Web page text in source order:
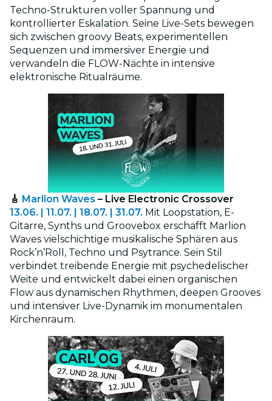
Techno-Strukturen voller Spannung und
kontrollierter Eskalation. Seine Live-Sets bewegen
sich zwischen groovy Beats, experimentellen
Sequenzen und immersiver Energie und
verwandeln die FLOW-Nächte in intensive
elektronische Ritualräume.
🎸 Marlion Waves – Live Electronic Crossover
13.06. | 11.07. | 18.07. | 31.07. Mit Loopstation, E-
Gitarre, Synths und Groovebox erschafft Marlion
Waves vielschichtige musikalische Sphären aus
Rock’n’Roll, Techno und Psytrance. Sein Stil
verbindet treibende Energie mit psychedelischer
Weite und entwickelt dabei einen organischen
Flow aus dynamischen Rhythmen, deepen Grooves
und intensiver Live-Dynamik im monumentalen
Kirchenraum.